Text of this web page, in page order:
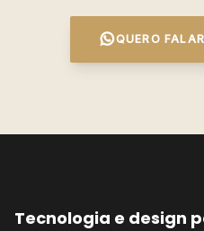
QUERO
Tecnologia e design